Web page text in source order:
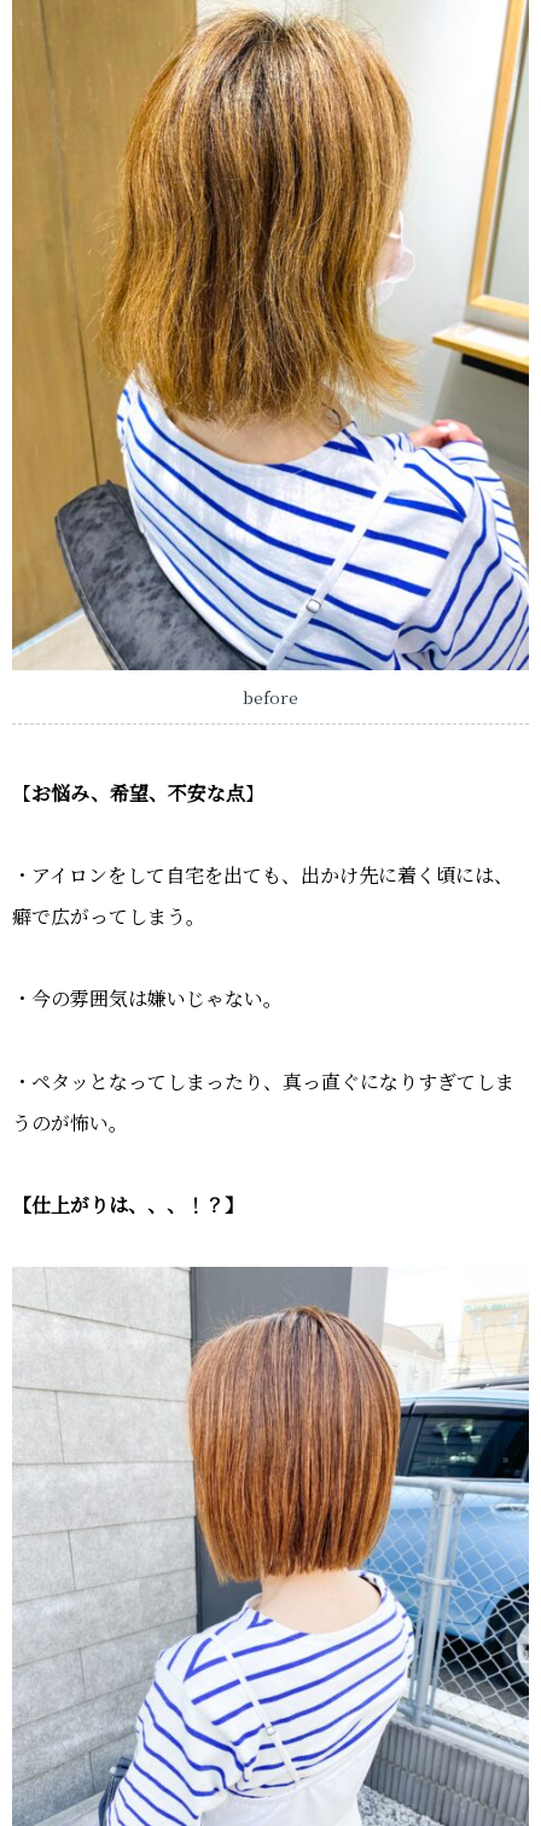
before
【お悩み、希望、不安な点】
・アイロンをして自宅を出ても、出かけ先に着く頃には、
癖で広がってしまう。
・今の雰囲気は嫌いじゃない。
・ペタッとなってしまったり、真っ直ぐになりすぎてしま
うのが怖い。
【仕上がりは、、、！？】